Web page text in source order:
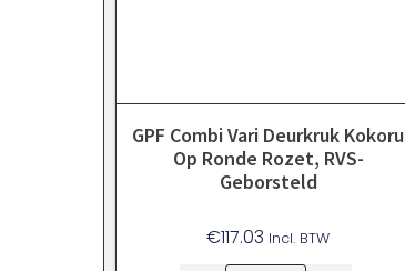
GPF Combi Vari Deurkruk Kokoru
Op Ronde Rozet, RVS-
Geborsteld
€117.03 Incl. BTW